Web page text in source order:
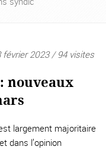
février 2023 / 94 visites
nouveaux
largement majoritaire
dans l’opinion